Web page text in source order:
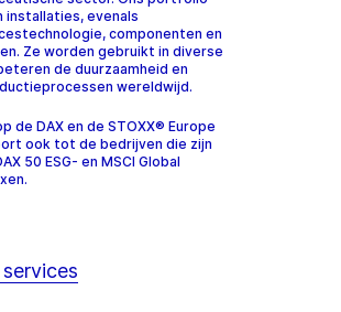
installaties, evenals
componenten en
Ze worden gebruikt in diverse
de duurzaamheid en
wereldwijd.
de DAX en de STOXX® Europe
ook tot de bedrijven die zijn
50 ESG- en MSCI Global